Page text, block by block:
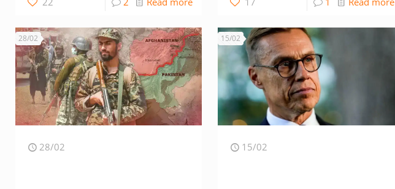
28/02
28/02
15/02
15/02